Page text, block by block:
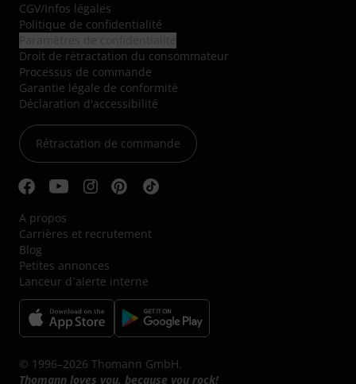
CGV/Infos légales
Politique de confidentialité
Droit de rétractation du consommateur
Processus de commande
Garantie légale de conformité
Déclaration d'accessibilité
Rétractation de commande
A propos
Carrières et recrutement
Blog
Petites annonces
Lanceur d´alerte interne
© 1996–2026 Thomann GmbH.
Thomann loves you, because you rock!